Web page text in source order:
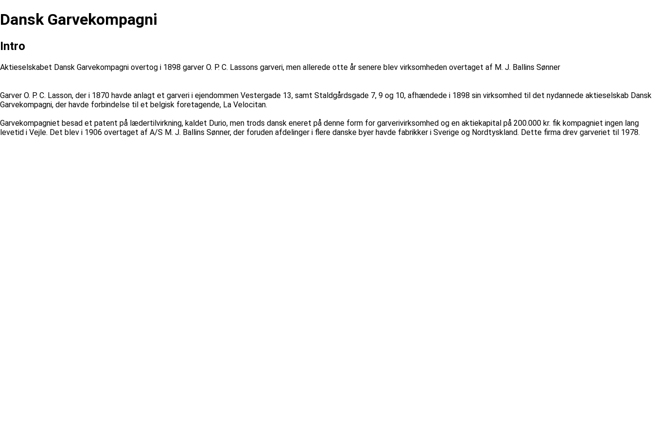
Dansk Garvekompagni
Intro
Aktieselskabet Dansk Garvekompagni overtog i 1898 garver O. P. C. Lassons garveri, men allerede otte år senere blev virksomheden overtaget af M. J. Ballins Sønner
Garver O. P. C. Lasson, der i 1870 havde anlagt et garveri i ejendommen Vestergade 13, samt Staldgårdsgade 7, 9 og 10, afhændede i 1898 sin virksomhed til det nydannede aktieselskab Dansk
Garvekompagni, der havde forbindelse til et belgisk foretagende, La Velocitan.
Garvekompagniet besad et patent på lædertilvirkning, kaldet Durio, men trods dansk eneret på denne form for garverivirksomhed og en aktiekapital på 200.000 kr. fik kompagniet ingen lang
levetid i Vejle. Det blev i 1906 overtaget af A/S M. J. Ballins Sønner, der foruden afdelinger i flere danske byer havde fabrikker i Sverige og Nordtyskland. Dette firma drev garveriet til 1978.